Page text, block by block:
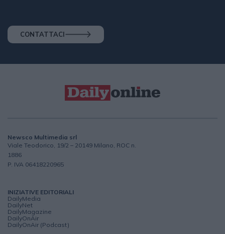
CONTATTACI
Newsco Multimedia srl
Viale Teodorico, 19/2 – 20149 Milano, ROC n.
1886
P. IVA 06418220965
INIZIATIVE EDITORIALI
DailyMedia
DailyNet
DailyMagazine
DailyOnAir
DailyOnAir (Podcast)